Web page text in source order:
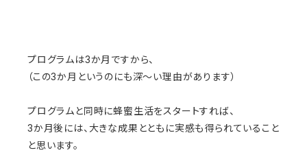
プログラムは3か月ですから、
（この3か月というのにも深～い理由があります）
プログラムと同時に蜂蜜生活をスタートすれば、
3か月後には、大きな成果とともに実感も得られていること
と思います。